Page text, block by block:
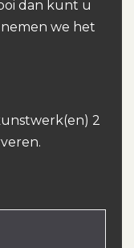
dan kunt u
we het
2